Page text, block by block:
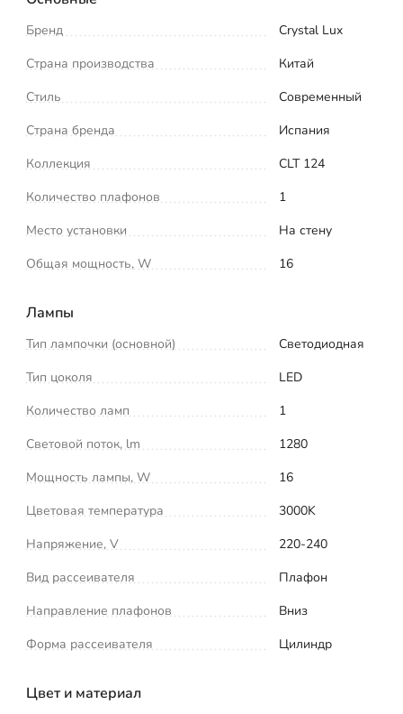
Бренд
Crystal Lux
Страна производства
Китай
Стиль
Современный
Страна бренда
Испания
Коллекция
CLT 124
Количество плафонов
1
Место установки
На стену
Общая мощность, W
16
Лампы
Тип лампочки (основной)
Светодиодная
Тип цоколя
LED
Количество ламп
1
Световой поток, lm
1280
Мощность лампы, W
16
Цветовая температура
3000K
Напряжение, V
220-240
Вид рассеивателя
Плафон
Направление плафонов
Вниз
Форма рассеивателя
Цилиндр
Цвет и материал